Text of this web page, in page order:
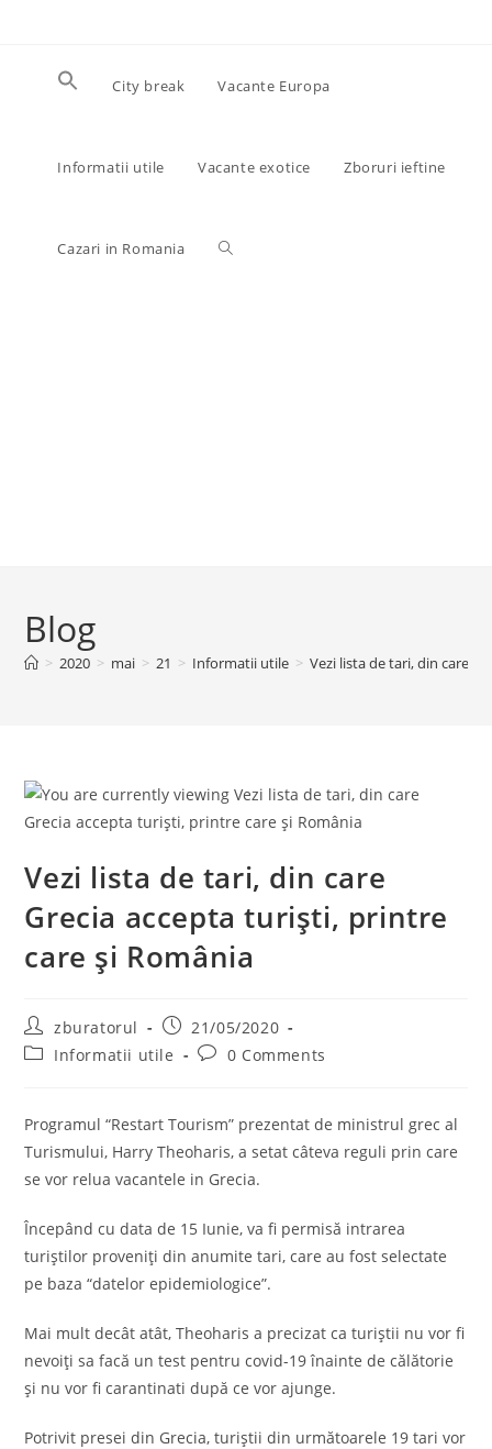
City break Vacante Europa
Informatii utile Vacante exotice Zboruri ieftine
Cazari in Romania Toggle
Blog
> 2020 > mai > 21 > Informatii utile > Vezi lista de tari, din care
Vezi lista de tari, din care
Grecia accepta turiști, printre
care și România
Post
author:
zburatorul
Post
published:
21/05/2020
PostInformatii utile
Post0 Comments
Programul “Restart Tourism” prezentat de ministrul grec al
Turismului, Harry Theoharis, a setat câteva reguli prin care
se vor relua vacantele in Grecia.
Începând cu data de 15 Iunie, va fi permisă intrarea
turiștilor proveniți din anumite tari, care au fost selectate
pe baza “datelor epidemiologice”.
Mai mult decât atât, Theoharis a precizat ca turiștii nu vor fi
nevoiți sa facă un test pentru covid-19 înainte de călătorie
și nu vor fi carantinati după ce vor ajunge.
Potrivit presei din Grecia, turiștii din următoarele 19 tari vor